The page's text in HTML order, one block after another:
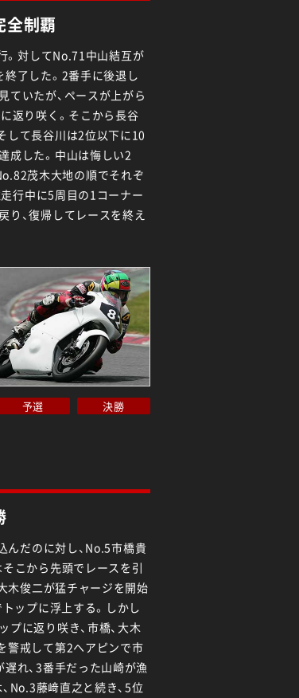
全制覇
。対してNo.71中山結互が
了した。2番手に後退し
ていたが、ペースが上がら
返り咲く。そこから長谷
して長谷川は2位以下に10
成した。中山は悔しい2
茂木大地の順でそれぞ
行中に5周目の1コーナー
、復帰してレースを終え
予選 決勝
だのに対し、No.5市橋貴
こから先頭でレースを引
木俊二が猛チャージを開始
ップに浮上する。しかし
に返り咲き、市橋、大木
警戒して第2ヘアピンで市
れ、3番手だった山崎が漁
No.3藤﨑直之と続き、5位